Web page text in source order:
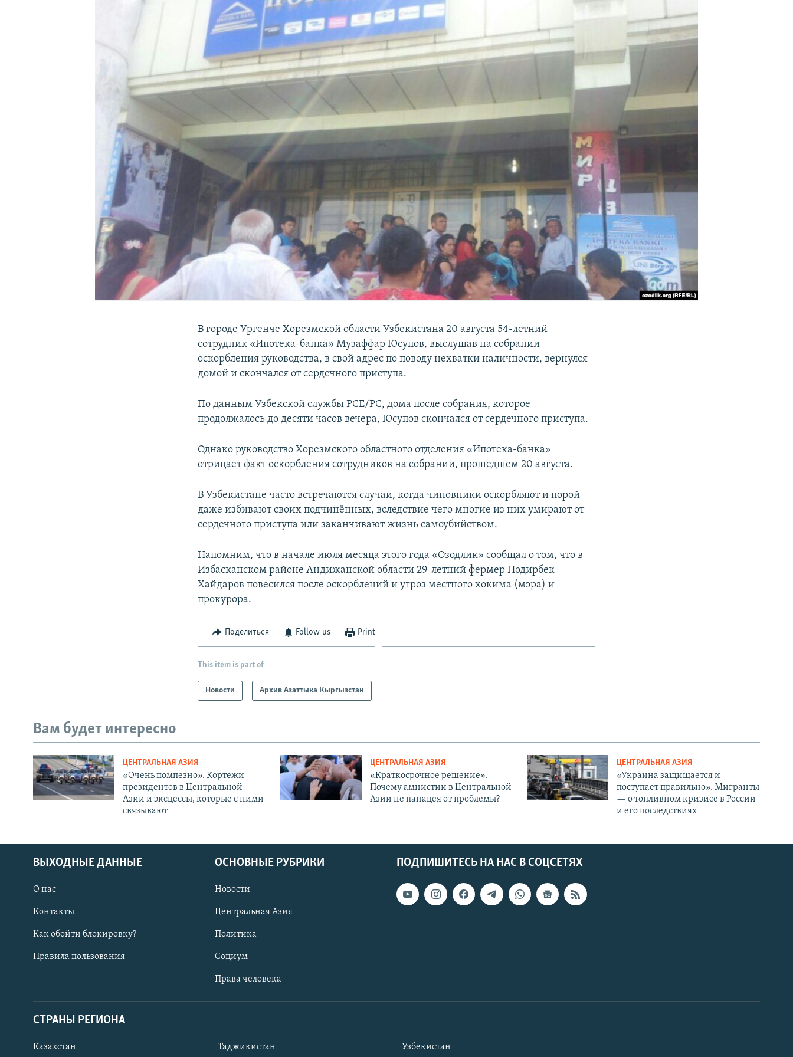
В городе Ургенче Хорезмской области Узбекистана 20 августа 54-летний
сотрудник «Ипотека-банка» Музаффар Юсупов, выслушав на собрании
оскорбления руководства, в свой адрес по поводу нехватки наличности, вернулся
домой и скончался от сердечного приступа.
По данным Узбекской службы РСЕ/РС, дома после собрания, которое
продолжалось до десяти часов вечера, Юсупов скончался от сердечного приступа.
Однако руководство Хорезмского областного отделения «Ипотека-банка»
отрицает факт оскорбления сотрудников на собрании, прошедшем 20 августа.
В Узбекистане часто встречаются случаи, когда чиновники оскорбляют и порой
даже избивают своих подчинённых, вследствие чего многие из них умирают от
сердечного приступа или заканчивают жизнь самоубийством.
Напомним, что в начале июля месяца этого года «Озодлик» сообщал о том, что в
Избасканском районе Андижанской области 29-летний фермер Нодирбек
Хайдаров повесился после оскорблений и угроз местного хокима (мэра) и
прокурора.
Поделиться Follow us Print
This item is part of
Новости Архив Азаттыка Кыргызстан
Вам будет интересно
ЦЕНТРАЛЬНАЯ АЗИЯ
«Очень помпезно». Кортежи
президентов в Центральной
Азии и эксцессы, которые с ними
связывают
ЦЕНТРАЛЬНАЯ АЗИЯ
«Краткосрочное решение».
Почему амнистии в Центральной
Азии не панацея от проблемы?
ЦЕНТРАЛЬНАЯ АЗИЯ
«Украина защищается и
поступает правильно». Мигранты
— о топливном кризисе в России
и его последствиях
ПОДПИШИТЕСЬ НА НАС В СОЦСЕТЯХ
ВЫХОДНЫЕ ДАННЫЕ
О нас
Контакты
Как обойти блокировку?
Правила пользования
ОСНОВНЫЕ РУБРИКИ
Новости
Центральная Азия
Политика
Социум
Права человека
СТРАНЫ РЕГИОНА
Казахстан Таджикистан Узбекистан